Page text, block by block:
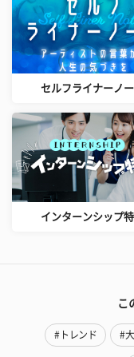
セルフライナーノ
インターンシップ
こ
#トレンド #